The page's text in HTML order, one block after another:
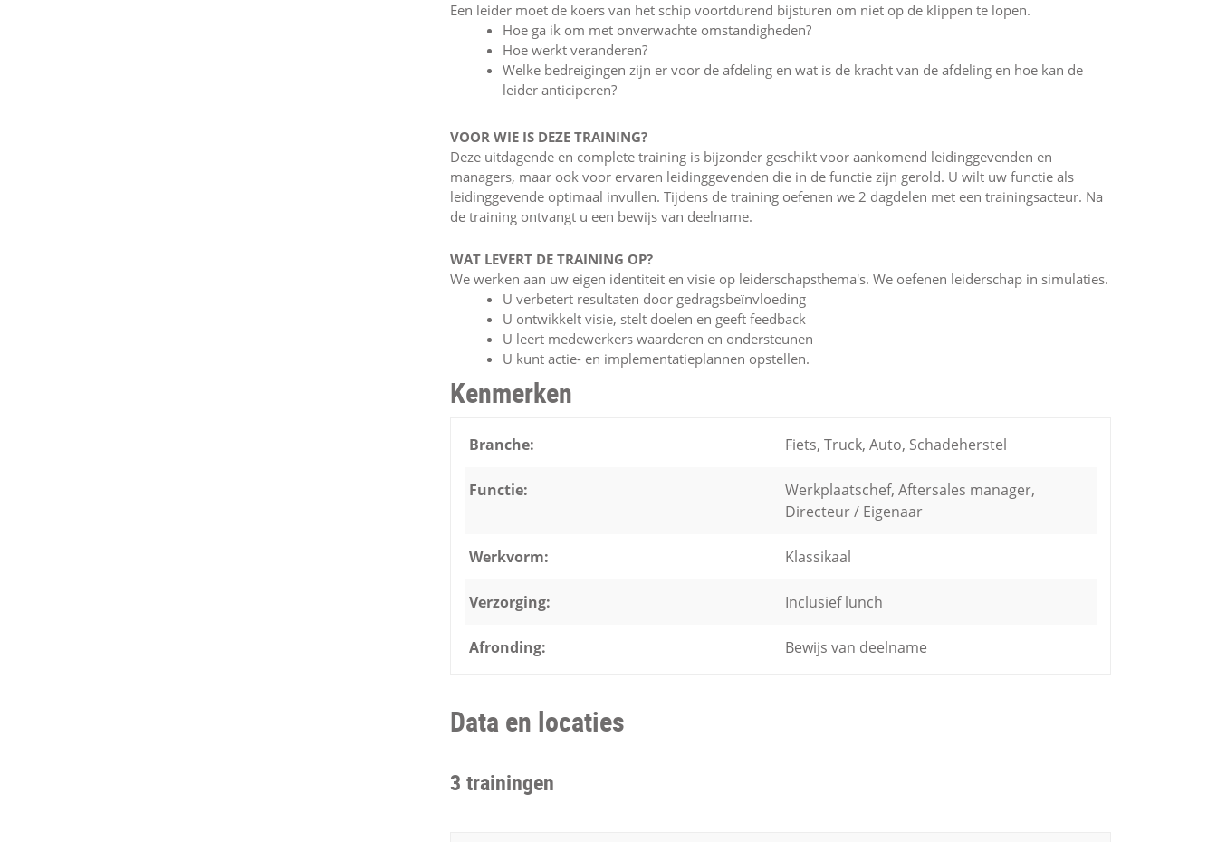
Een leider moet de koers van het schip voortdurend bijsturen om niet op de klippen te lopen.
Hoe ga ik om met onverwachte omstandigheden?
Hoe werkt veranderen?
Welke bedreigingen zijn er voor de afdeling en wat is de kracht van de afdeling en hoe kan de
leider anticiperen?
VOOR WIE IS DEZE TRAINING?
Deze uitdagende en complete training is bijzonder geschikt voor aankomend leidinggevenden en
managers, maar ook voor ervaren leidinggevenden die in de functie zijn gerold. U wilt uw functie als
leidinggevende optimaal invullen. Tijdens de training oefenen we 2 dagdelen met een trainingsacteur. Na
de training ontvangt u een bewijs van deelname.
WAT LEVERT DE TRAINING OP?
We werken aan uw eigen identiteit en visie op leiderschapsthema's. We oefenen leiderschap in simulaties.
U verbetert resultaten door gedragsbeïnvloeding
U ontwikkelt visie, stelt doelen en geeft feedback
U leert medewerkers waarderen en ondersteunen
U kunt actie- en implementatieplannen opstellen.
Kenmerken
Branche: Fiets, Truck, Auto, Schadeherstel
Functie:
Werkplaatschef, Aftersales manager,
Directeur / Eigenaar
Werkvorm: Klassikaal
Verzorging: Inclusief lunch
Afronding: Bewijs van deelname
Data en locaties
3 trainingen